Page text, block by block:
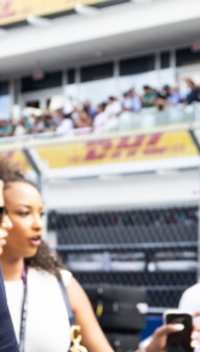
ACADEMY
FOTOGRÁFICA